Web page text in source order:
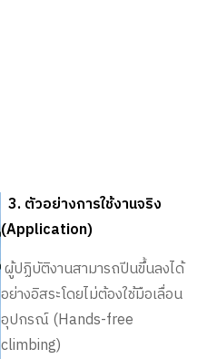
3. ตัวอย่างการใช้งานจริง
(Application)
ผู้ปฏิบัติงานสามารถปีนขึ้นลงได้
อย่างอิสระโดยไม่ต้องใช้มือเลื่อน
อุปกรณ์ (Hands-free
climbing)